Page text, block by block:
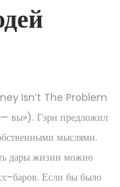
Isn’t The Problem
вы»). Гэри предложил
мыслями.
дары жизни можно
баров. Если бы было